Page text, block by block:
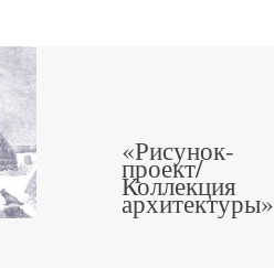
«Рисунок-
проект/
Коллекция
архитектуры»